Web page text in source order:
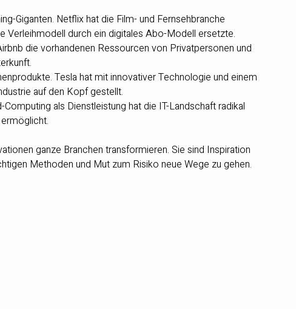
Giganten. Netflix hat die Film- und Fernsehbranche
Verleihmodell durch ein digitales Abo-Modell ersetzte.
die vorhandenen Ressourcen von Privatpersonen und
Tesla hat mit innovativer Technologie und einem
auf den Kopf gestellt.
Computing als Dienstleistung hat die IT-Landschaft radikal
ganze Branchen transformieren. Sie sind Inspiration
Methoden und Mut zum Risiko neue Wege zu gehen.